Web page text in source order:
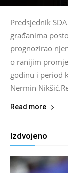
Predsjednik
građanima
prognozirao
o ranijim
godinu i period
Nermin
Read more
Izdvojeno